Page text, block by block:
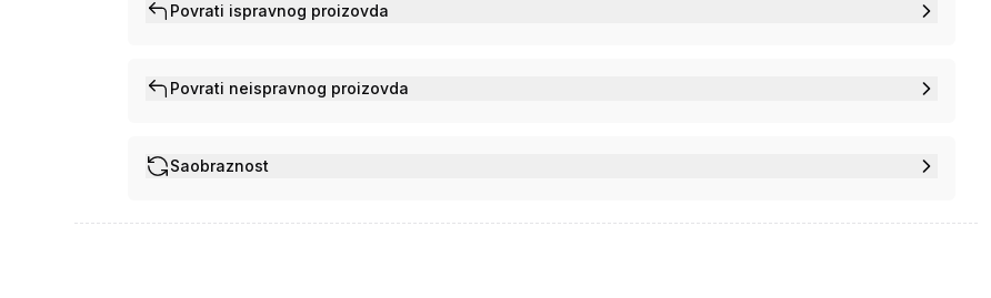
Povrati ispravnog proizovda
Povrati neispravnog proizovda
Saobraznost